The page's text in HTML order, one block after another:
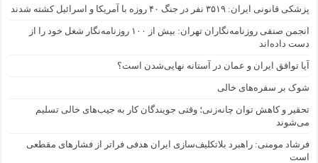
پزشکی قانونی ایران: ۳۵۱۹ نفر در جنگ ۴۰ روزه با آمریکا و اسرائیل کشته شدند
انجمن صنفی روزنامه‌نگاران تهران: بیش از ۱۰۰ روزنامه‌نگار شغل خود را از
دست داده‌اند
آیا توافق ایران و عمان در آستانه نهایی‌شدن است؟
شوک بر سفره‌های خالی
تحقیر و کاهش توان چانه‌زنی؛ وقتی جویندگان کار به جیب‌‌های خالی تسلیم
می‌شوند
فرشاد مومنی: راهبرد بلاتکلیف‌سازی ایران هدفی فراتر از فشارهای مقطعی
است